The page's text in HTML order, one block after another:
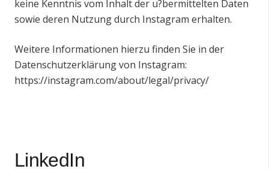
keine Kenntnis vom Inhalt der u?bermittelten Daten
sowie deren Nutzung durch Instagram erhalten.
Weitere Informationen hierzu finden Sie in der
Datenschutzerklärung von Instagram:
https://instagram.com/about/legal/privacy/
LinkedIn